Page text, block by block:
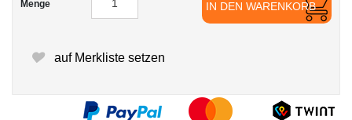
Menge IN DEN WARENKORB
auf Merkliste setzen